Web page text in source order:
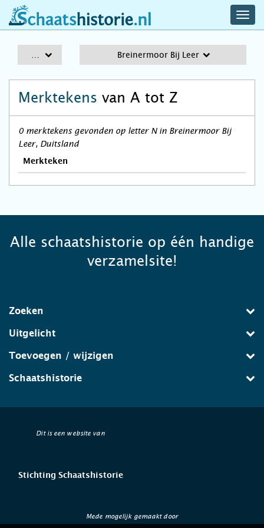
schaatshistorie.nl
Breinermoor Bij Leer
Merktekens van A tot Z
0 merktekens gevonden op letter N in Breinermoor Bij
Leer, Duitsland
Merkteken
Alle schaatshistorie op één handige
verzamelsite!
Zoeken
Uitgelicht
Toevoegen / wijzigen
Schaatshistorie
Dit is een website van
Stichting Schaatshistorie
Mede mogelijk gemaakt door